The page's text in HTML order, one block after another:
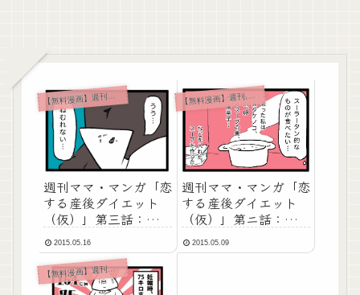
【 無料漫画】週刊ママ・マンガ
週刊ママ・マンガ「恋
する産後ダイエット
（仮）」第三話：も
う、ないよ
2015.05.16
【無料漫画】週刊ママ・マンガ
週刊ママ・マンガ「恋
する産後ダイエット
（仮）」第ニ話：酸辣
湯みたいなもの
2015.05.09
【無料漫画】週刊ママ・マンガ